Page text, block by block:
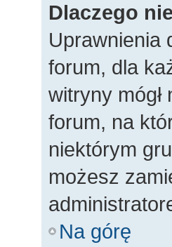
Dlaczego
Uprawnienia
forum, dla
witryny
forum, na
niektórym
możesz
Na górę